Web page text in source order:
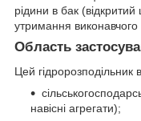
рідини в бак
утримання виконавчого
Область
Цей гідророзподільник
навісні агрегати);